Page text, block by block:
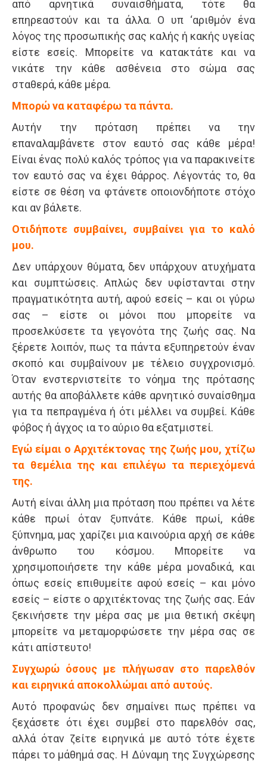
από αρνητικά συναισθήματα, τότε θα
επηρεαστούν και τα άλλα. Ο υπ ‘αριθμόν ένα
λόγος της προσωπικής σας καλής ή κακής υγείας
είστε εσείς. Μπορείτε να κατακτάτε και να
νικάτε την κάθε ασθένεια στο σώμα σας
σταθερά, κάθε μέρα.
Μπορώ να καταφέρω τα πάντα.
Αυτήν την πρόταση πρέπει να την
επαναλαμβάνετε στον εαυτό σας κάθε μέρα!
Είναι ένας πολύ καλός τρόπος για να παρακινείτε
τον εαυτό σας να έχει θάρρος. Λέγοντάς το, θα
είστε σε θέση να φτάνετε οποιονδήποτε στόχο
και αν βάλετε.
Οτιδήποτε συμβαίνει, συμβαίνει για το καλό
μου.
Δεν υπάρχουν θύματα, δεν υπάρχουν ατυχήματα
και συμπτώσεις. Απλώς δεν υφίστανται στην
πραγματικότητα αυτή, αφού εσείς – και οι γύρω
σας – είστε οι μόνοι που μπορείτε να
προσελκύσετε τα γεγονότα της ζωής σας. Να
ξέρετε λοιπόν, πως τα πάντα εξυπηρετούν έναν
σκοπό και συμβαίνουν με τέλειο συγχρονισμό.
Όταν ενστερνιστείτε το νόημα της πρότασης
αυτής θα αποβάλλετε κάθε αρνητικό συναίσθημα
για τα πεπραγμένα ή ότι μέλλει να συμβεί. Κάθε
φόβος ή άγχος ια το αύριο θα εξατμιστεί.
Εγώ είμαι ο Αρχιτέκτονας της ζωής μου, χτίζω
τα θεμέλια της και επιλέγω τα περιεχόμενά
της.
Αυτή είναι άλλη μια πρόταση που πρέπει να λέτε
κάθε πρωί όταν ξυπνάτε. Κάθε πρωί, κάθε
ξύπνημα, μας χαρίζει μια καινούρια αρχή σε κάθε
άνθρωπο του κόσμου. Μπορείτε να
χρησιμοποιήσετε την κάθε μέρα μοναδικά, και
όπως εσείς επιθυμείτε αφού εσείς – και μόνο
εσείς – είστε ο αρχιτέκτονας της ζωής σας. Εάν
ξεκινήσετε την μέρα σας με μια θετική σκέψη
μπορείτε να μεταμορφώσετε την μέρα σας σε
κάτι απίστευτο!
Συγχωρώ όσους με πλήγωσαν στο παρελθόν
και ειρηνικά αποκολλώμαι από αυτούς.
Αυτό προφανώς δεν σημαίνει πως πρέπει να
ξεχάσετε ότι έχει συμβεί στο παρελθόν σας,
αλλά όταν ζείτε ειρηνικά με αυτό τότε έχετε
πάρει το μάθημά σας. Η Δύναμη της Συγχώρεσης